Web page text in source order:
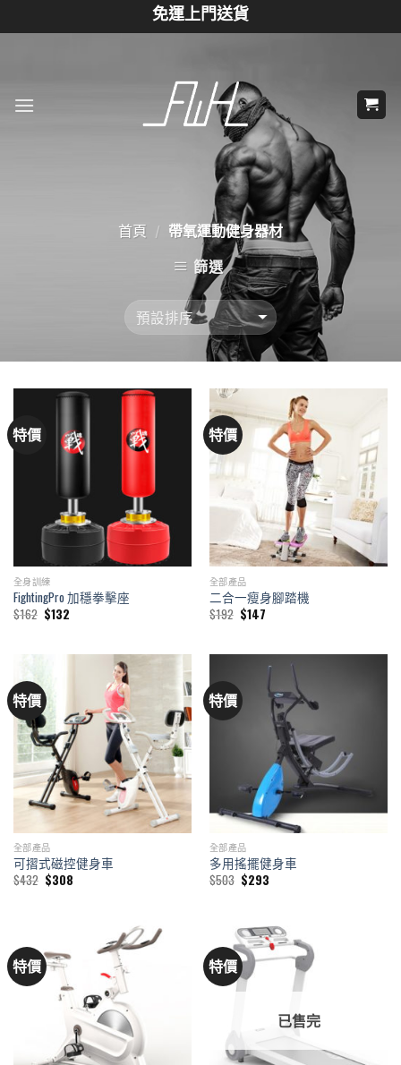
to
免運上門送貨
首頁 / 帶氧運動健身器材
篩選
特價
全身訓練
FightingPro 加穩拳擊座
$162 Original
price
$132Current
price
特價
全部產品
二合一瘦身腳踏機
$192 Original
price
$147Current
特價
全部產品
可摺式磁控健身車
$432 Original
price
$308Current
price
特價
全部產品
多用搖擺健身車
$503 Original
price
$293Current
price
特價 特價
已售完